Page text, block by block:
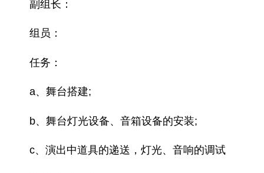
副组长：
组员：
任务：
a、舞台搭建;
b、舞台灯光设备、音箱设备的安装;
c、演出中道具的递送，灯光、音响的调试